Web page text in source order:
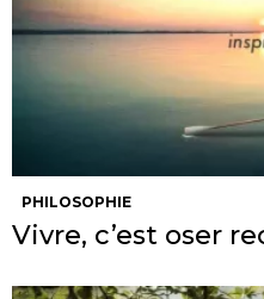
PHILOSOPHIE
Vivre, c’est oser